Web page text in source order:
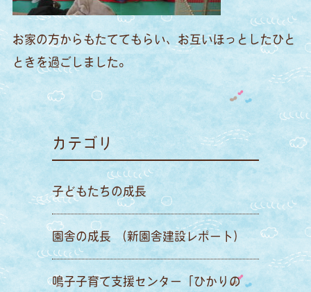
お家の方からもたててもらい、お互いほっとしたひと
ときを過ごしました。
カテゴリ
子どもたちの成長
園舎の成長 （新園舎建設レポート）
鳴子子育て支援センター「ひかりの